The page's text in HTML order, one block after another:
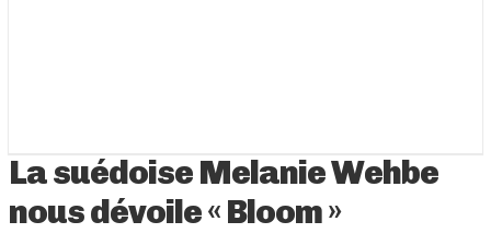
La suédoise Melanie Wehbe
nous dévoile « Bloom »